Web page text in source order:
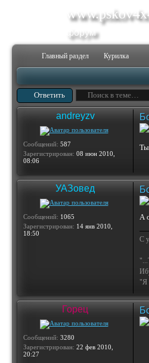
форум
Главный раздел Курилка
Ответить
andreyzv
Сообщений: 587
Зарегистрирован: 08 июн 2010,
08:06
Ты
УАЗовед
Сообщений: 1065
Зарегистрирован: 14 янв 2010,
18:50
А
С
"Я
Горец
Сообщений: 3280
Зарегистрирован: 22 фев 2010,
20:27